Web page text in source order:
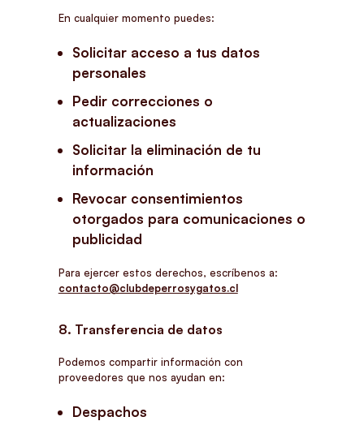
En cualquier momento puedes:
Solicitar acceso a tus datos
personales
Pedir correcciones o
actualizaciones
Solicitar la eliminación de tu
información
Revocar consentimientos
otorgados para comunicaciones o
publicidad
Para ejercer estos derechos, escríbenos a:
contacto@clubdeperrosygatos.cl
8. Transferencia de datos
Podemos compartir información con
proveedores que nos ayudan en:
Despachos